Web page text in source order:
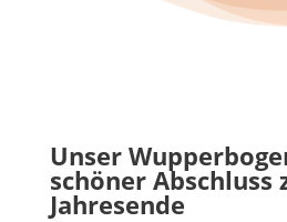
Unser
schöner Abschluss
Jahresende